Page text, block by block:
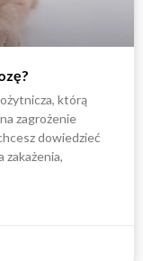
którą
zagrożenie
dowiedzieć
zakażenia,